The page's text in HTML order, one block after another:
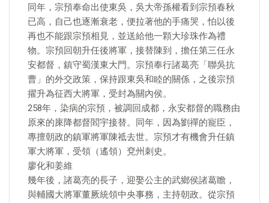
同年，宗預奉命出使東吳，吳大帝孫權看到宗預春秋
已高，自己也逐漸衰老，便拉著他的手痛哭，怕以後
再也不能跟宗預相見，並送給他一顆大珍珠作為禮
物。宗預回朝升任後將軍，接替陳到，擔任第三任永
安都督，鎮守蜀漢東大門。宗預奉行諸葛亮「聯吳抗
曹」的外交政策，保持跟東吳和睦的關係，之後宗預
擢升為征西大將軍，受封為關內侯。
258年，染病的宗預，被調回成都，永安都督的職務由
原來的庲降都督閻宇接替。同年，因為劉禪的寵臣，
專擅朝政的鎮軍將軍陳祗去世。宗預才有機會升任鎮
軍大將軍，受領（遙領）兗州刺史。
廖化和姜維
幾年後，諸葛亮的長子，迎娶公主的武鄉侯諸葛瞻，
與輔國大將軍董厥統領中央事務，主持朝政。從宗預